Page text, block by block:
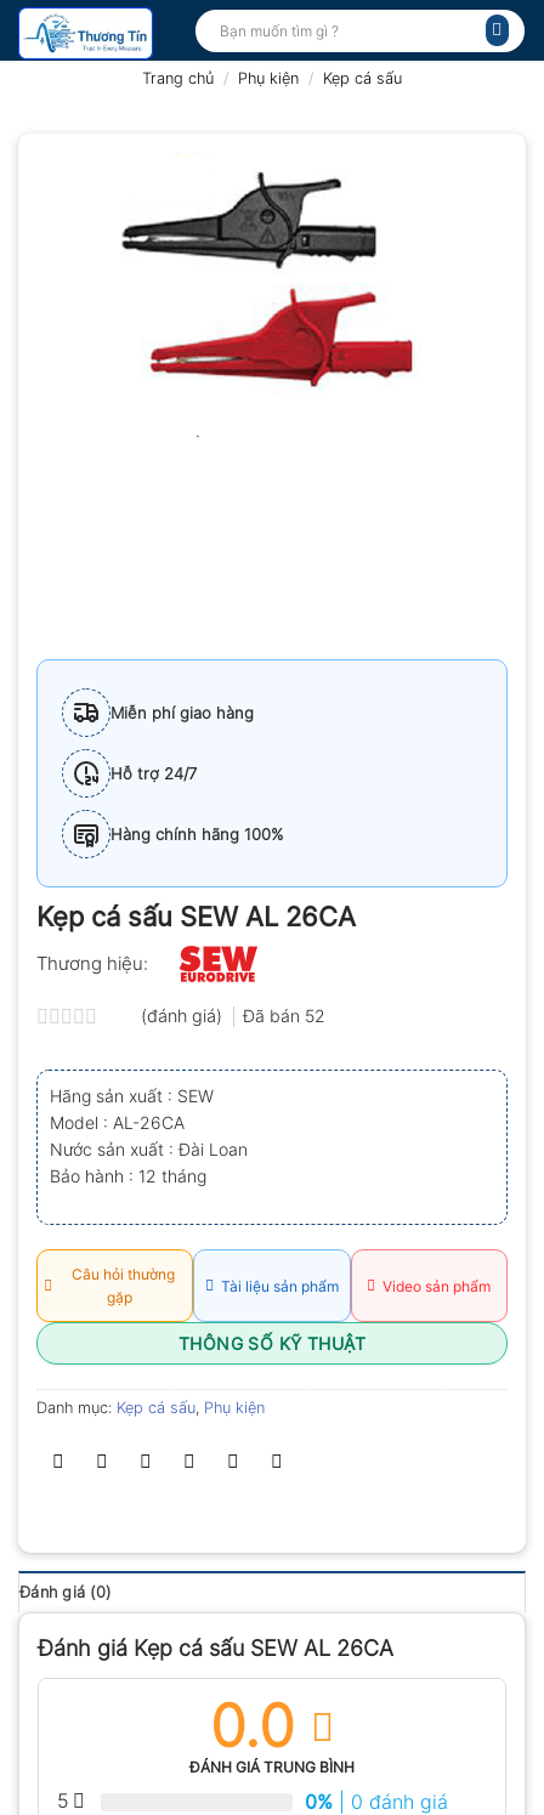
Bỏ
qua
Tìm
kiếm:
Trang chủ / Phụ kiện / Kẹp cá sấu
Miễn phí giao hàng
Hỗ trợ 24/7
Hàng chính hãng 100%
Kẹp cá sấu SEW AL 26CA
Thương hiệu:
xếp
hạng
0.0
5
sao
(đánh giá) Đã bán 52
Hãng sản xuất : SEW
Model : AL-26CA
Nước sản xuất : Đài Loan
Bảo hành : 12 tháng
Câu hỏi thường
gặp
Tài liệu sản phẩm Video sản phẩm
THÔNG SỐ KỸ THUẬT
Danh mục: Kẹp cá sấu, Phụ kiện
Đánh giá (0)
Đánh giá Kẹp cá sấu SEW AL 26CA
0.0
ĐÁNH GIÁ TRUNG BÌNH
5 0% | 0 đánh giá